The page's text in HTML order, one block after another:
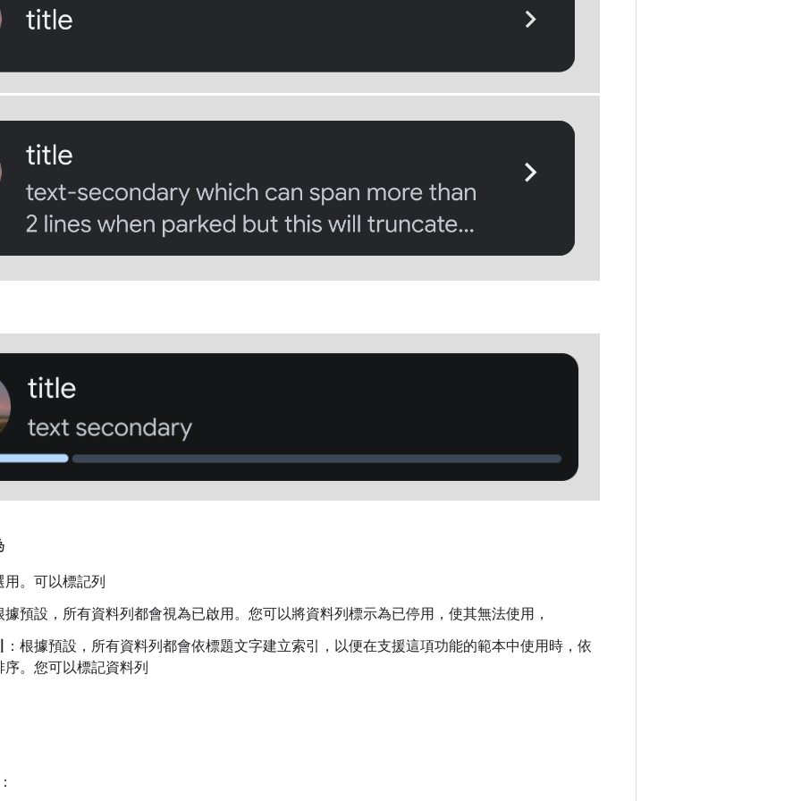
用。可以標記列
據預設，所有資料列都會視為已啟用。您可以將資料列標示為已停用，使其無法使用，
：根據預設，所有資料列都會依標題文字建立索引，以便在支援這項功能的範本中使用時，依
序。您可以標記資料列